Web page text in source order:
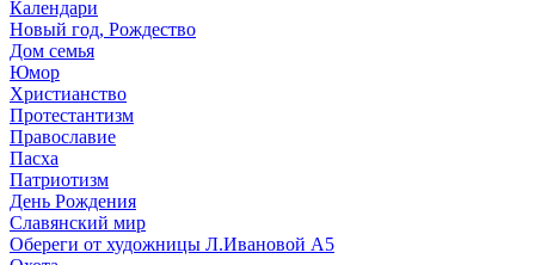
Календари
Новый год, Рождество
Дом семья
Юмор
Христианство
Протестантизм
Православие
Пасха
Патриотизм
День Рождения
Славянский мир
Обереги от художницы Л.Ивановой А5